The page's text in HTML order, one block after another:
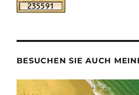
BESUCHEN SIE AUCH